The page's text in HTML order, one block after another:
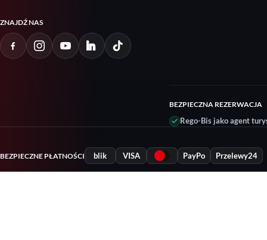
ZNAJDŹ NAS
BEZPIECZNA REZERWACJA
Rego-Bis jako agent
BEZPIECZNE PŁATNOŚCI blik VISA PayPo Przelewy24